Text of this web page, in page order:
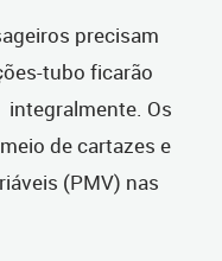
precisam
tubo ficarão
Os
de cartazes e
(PMV) nas